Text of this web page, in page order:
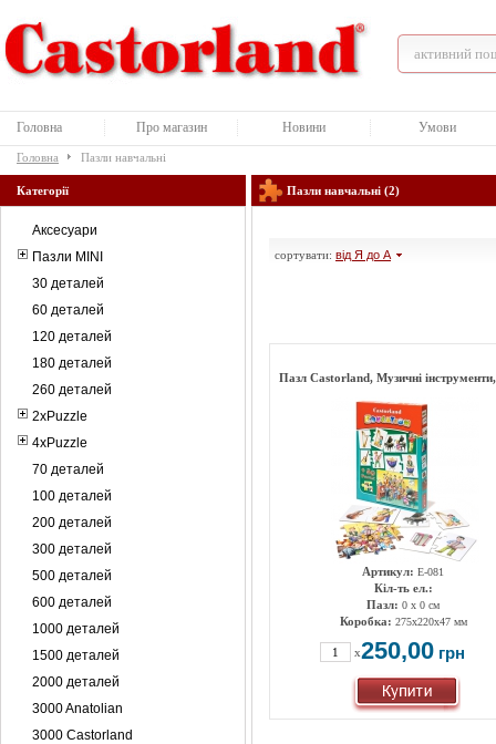
Головна Про магазин Новини Умови
Головна Пазли навчальні
Категорії
Аксесуари
Пазли MINI
30 деталей
60 деталей
120 деталей
180 деталей
260 деталей
2xPuzzle
4xPuzzle
70 деталей
100 деталей
200 деталей
300 деталей
500 деталей
600 деталей
1000 деталей
1500 деталей
2000 деталей
3000 Anatolian
3000 Castorland
Пазли навчальні (2)
сортувати: від Я до А
Пазл Castorland, Музичні
Артикул: E-081
Кіл-ть ел.:
Пазл: 0 x 0 см
Коробка: 275x220x47 мм
x250,00 грн